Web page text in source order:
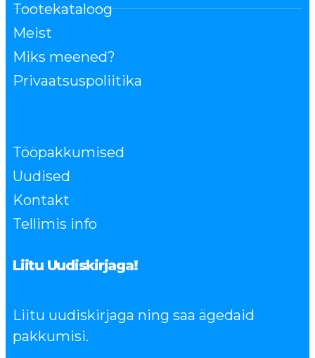
Tootekataloog
Meist
Miks meened?
Privaatsuspoliitika
Tööpakkumised
Uudised
Kontakt
Tellimis info
Liitu Uudiskirjaga!
Liitu uudiskirjaga ning saa ägedaid
pakkumisi.